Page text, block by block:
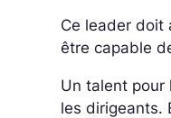
Ce leader doit
être capable
Un talent pour
les dirigeants.